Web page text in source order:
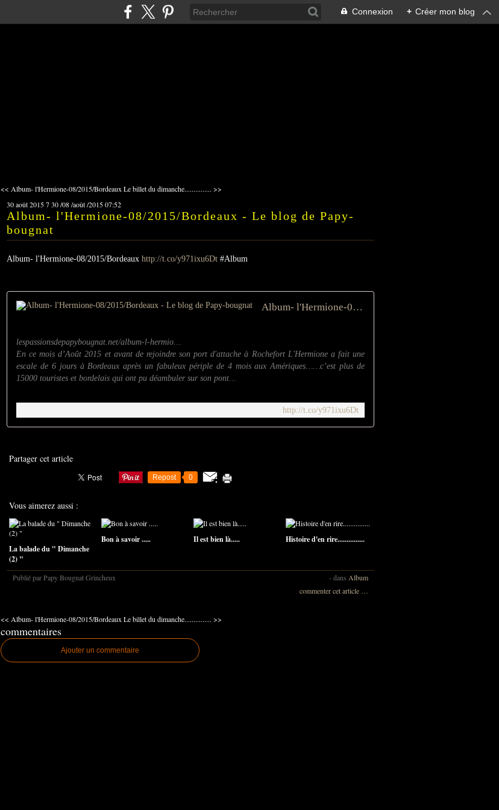
Connexion + Créer mon blog
<< Album- l'Hermione-08/2015/Bordeaux Le billet du dimanche............... >>
30 août 2015730/08/août/201507:52
Album- l'Hermione-08/2015/Bordeaux - Le blog de Papy-
bougnat
Album- l'Hermione-08/2015/Bordeaux http://t.co/y971ixu6Dt #Album
Album- l'Hermione-08/2015/Bordeaux - Le blog de Papy-bougnat
lespassionsdepapybougnat.net/album-l-hermio…
En ce mois d’Août 2015 et avant de rejoindre son port d'attache à Rochefort L'Hermione a fait une
escale de 6 jours à Bordeaux après un fabuleux périple de 4 mois aux Amériques……c’est plus de
15000 touristes et bordelais qui ont pu déambuler sur son pont...
http://t.co/y971ixu6Dt
Partager cet article
Repost 0
Vous aimerez aussi :
La balade du " Dimanche
(2) "
Bon à savoir ..... Il est bien là..... Histoire d'en rire...............
Publié par Papy Bougnat Grincheux -dans Album
commenter cet article
<< Album- l'Hermione-08/2015/Bordeaux Le billet du dimanche............... >>
commentaires
Ajouter un commentaire